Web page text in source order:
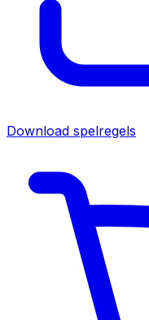
Download spelregels